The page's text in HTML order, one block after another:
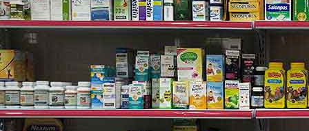
người.
Chất chống oxy hóa là gì?
Chất chống oxy hóa, thường được tìm thấy trong trái
cây và rau quả, hỗ trợ sức khỏe và sức khỏe tổng thể
nói chung bằng cách trung hòa các gốc tự do có thể gây
hại cho tế bào cơ thể bạn.